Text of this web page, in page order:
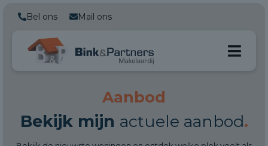
Bel ons Mail ons
Aanbod
Bekijk mijn actuele aanbod.